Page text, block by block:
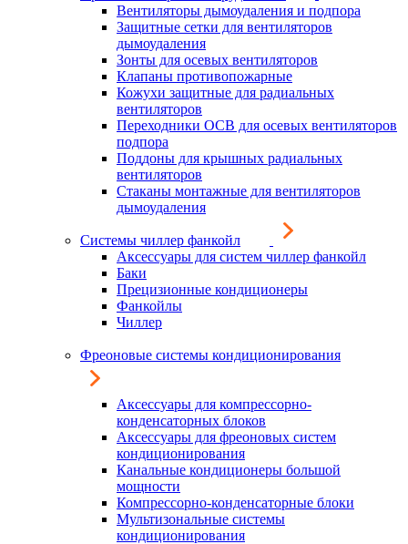
Вентиляторы дымоудаления и подпора
Защитные сетки для вентиляторов
дымоудаления
Зонты для осевых вентиляторов
Клапаны противопожарные
Кожухи защитные для радиальных
вентиляторов
Переходники ОСВ для осевых вентиляторов
подпора
Поддоны для крышных радиальных
вентиляторов
Стаканы монтажные для вентиляторов
дымоудаления
Системы чиллер фанкойл
Аксессуары для систем чиллер фанкойл
Баки
Прецизионные кондиционеры
Фанкойлы
Чиллер
Фреоновые системы кондиционирования
Аксессуары для компрессорно-
конденсаторных блоков
Аксессуары для фреоновых систем
кондиционирования
Канальные кондиционеры большой
мощности
Компрессорно-конденсаторные блоки
Мультизональные системы
кондиционирования